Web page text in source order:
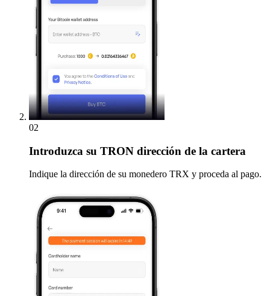
02
Introduzca su TRON dirección de la cartera
Indique la dirección de su monedero TRX y proceda al pago.